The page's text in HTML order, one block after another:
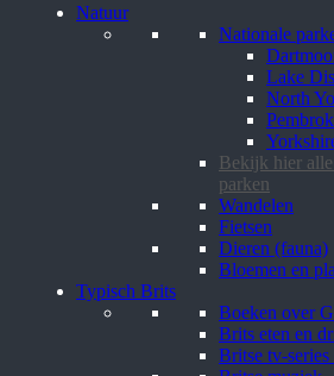
Natuur
Nationale
Lake
North
Bekijk hier
parken
Wandelen
Fietsen
Dieren (fauna)
Bloemen en
Typisch Brits
Boeken over
Brits eten en
Britse tv-